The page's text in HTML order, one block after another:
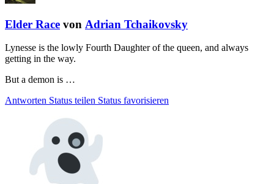
Elder Race von Adrian Tchaikovsky
Lynesse is the lowly Fourth Daughter of the queen, and always
getting in the way.
But a demon is …
Antworten Status teilen Status favorisieren